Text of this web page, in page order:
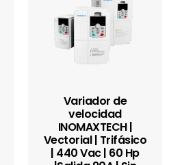
Variador de
velocidad
INOMAXTECH |
Vectorial | Trifásico
| 440 Vac | 60 Hp